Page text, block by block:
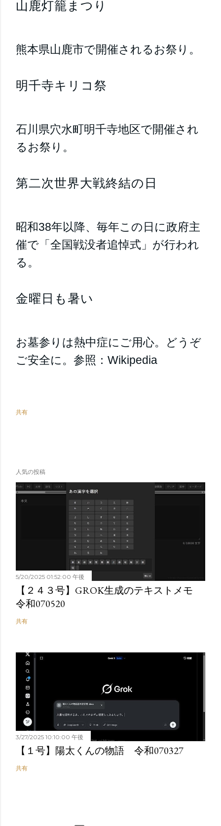
山鹿灯籠まつり
熊本県山鹿市で開催されるお祭り。
明千寺キリコ祭
石川県穴水町明千寺地区で開催され
るお祭り。
第二次世界大戦終結の日
昭和38年以降、毎年この日に政府主
催で「全国戦没者追悼式」が行われ
る。
金曜日も暑い
お墓参りは熱中症にご用心。どうぞ
ご安全に。参照：Wikipedia
共有
人気の投稿
5/20/2025 01:52:00 午後
【２４３号】GROK生成のテキストメモ
令和070520
共有
3/27/2025 10:10:00 午後
【１号】陽太くんの物語 令和070327
共有